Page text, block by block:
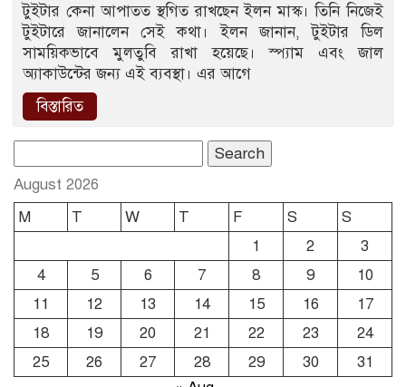
টুইটার কেনা আপাতত স্থগিত রাখছেন ইলন মাস্ক। তিনি নিজেই
টুইটারে জানালেন সেই কথা। ইলন জানান, টুইটার ডিল
সাময়িকভাবে মুলতুবি রাখা হয়েছে। স্প্যাম এবং জাল
অ্যাকাউন্টের জন্য এই ব্যবস্থা। এর আগে
বিস্তারিত
for:
August 2026
M
T W T F S
S
1
2
3
4
5 6 7 8 9
10
11
12 13 14 15 16
17
18
19 20 21 22 23
24
25
26 27 28 29 30
31